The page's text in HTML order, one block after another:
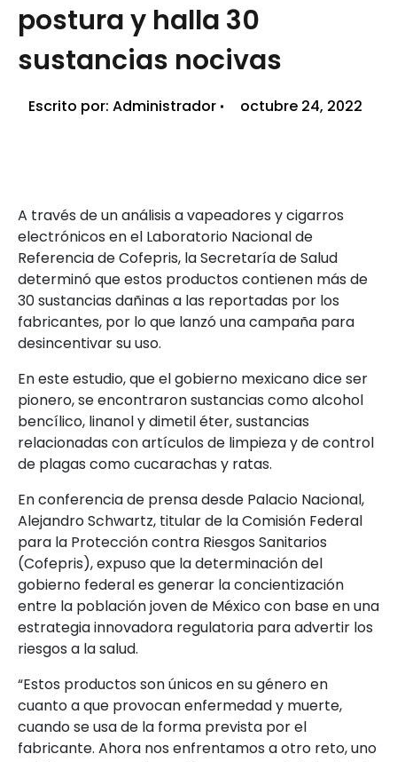
postura y halla 30
sustancias nocivas
Escrito por: Administrador octubre 24, 2022
A través de un análisis a vapeadores y cigarros
electrónicos en el Laboratorio Nacional de
Referencia de Cofepris, la Secretaría de Salud
determinó que estos productos contienen más de
30 sustancias dañinas a las reportadas por los
fabricantes, por lo que lanzó una campaña para
desincentivar su uso.
En este estudio, que el gobierno mexicano dice ser
pionero, se encontraron sustancias como alcohol
bencílico, linanol y dimetil éter, sustancias
relacionadas con artículos de limpieza y de control
de plagas como cucarachas y ratas.
En conferencia de prensa desde Palacio Nacional,
Alejandro Schwartz, titular de la Comisión Federal
para la Protección contra Riesgos Sanitarios
(Cofepris), expuso que la determinación del
gobierno federal es generar la concientización
entre la población joven de México con base en una
estrategia innovadora regulatoria para advertir los
riesgos a la salud.
“Estos productos son únicos en su género en
cuanto a que provocan enfermedad y muerte,
cuando se usa de la forma prevista por el
fabricante. Ahora nos enfrentamos a otro reto, uno